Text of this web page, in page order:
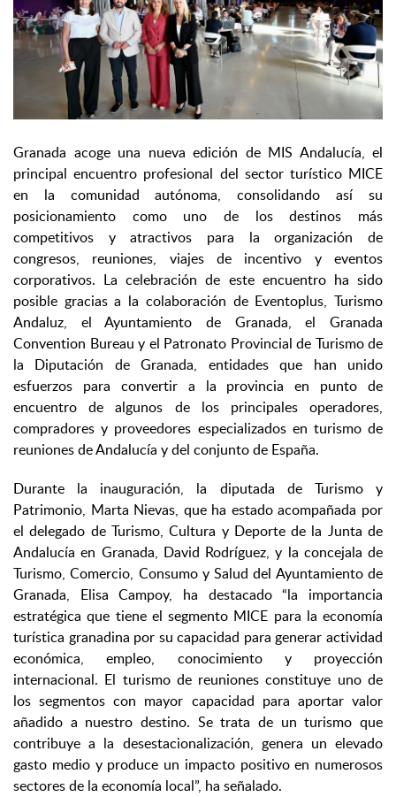
Granada acoge una nueva edición de MIS Andalucía, el
principal encuentro profesional del sector turístico MICE
en la comunidad autónoma, consolidando así su
posicionamiento como uno de los destinos más
competitivos y atractivos para la organización de
congresos, reuniones, viajes de incentivo y eventos
corporativos. La celebración de este encuentro ha sido
posible gracias a la colaboración de Eventoplus, Turismo
Andaluz, el Ayuntamiento de Granada, el Granada
Convention Bureau y el Patronato Provincial de Turismo de
la Diputación de Granada, entidades que han unido
esfuerzos para convertir a la provincia en punto de
encuentro de algunos de los principales operadores,
compradores y proveedores especializados en turismo de
reuniones de Andalucía y del conjunto de España.
Durante la inauguración, la diputada de Turismo y
Patrimonio, Marta Nievas, que ha estado acompañada por
el delegado de Turismo, Cultura y Deporte de la Junta de
Andalucía en Granada, David Rodríguez, y la concejala de
Turismo, Comercio, Consumo y Salud del Ayuntamiento de
Granada, Elisa Campoy, ha destacado “la importancia
estratégica que tiene el segmento MICE para la economía
turística granadina por su capacidad para generar actividad
económica, empleo, conocimiento y proyección
internacional. El turismo de reuniones constituye uno de
los segmentos con mayor capacidad para aportar valor
añadido a nuestro destino. Se trata de un turismo que
contribuye a la desestacionalización, genera un elevado
gasto medio y produce un impacto positivo en numerosos
sectores de la economía local”, ha señalado.